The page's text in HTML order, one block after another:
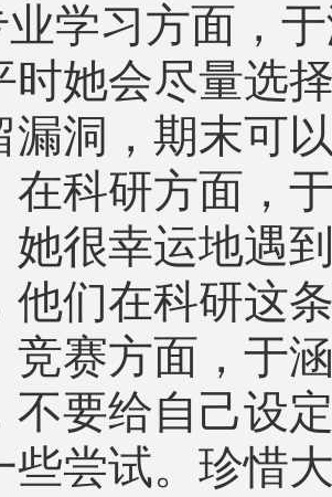
学习方面，
时她会尽量选
漏洞，期末可
在科研方面，
她很幸运地遇
他们在科研这
竞赛方面，于
不要给自己设
些尝试。珍惜